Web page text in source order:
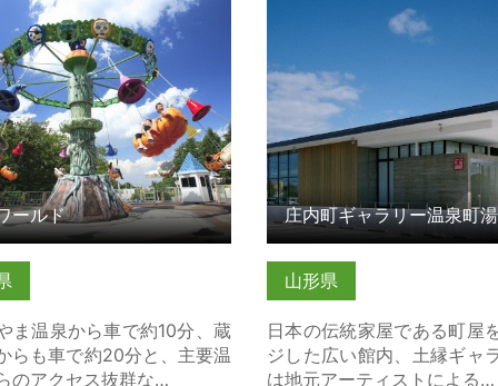
ま温泉から車で約10分、蔵
らも車で約20分と、主要温
のアクセス抜群な…
ールド
山形県
日本の伝統家屋である町屋
ジした広い館内、土縁ギャ
は地元アーティストによる…
庄内町ギャラリー温泉